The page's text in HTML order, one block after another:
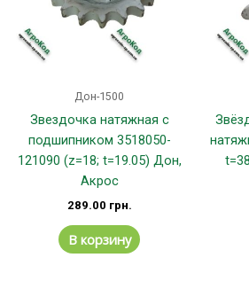
Дон-1500
Звездочка натяжная с
подшипником 3518050-
121090 (z=18; t=19.05) Дон,
Акрос
289.00 грн.
В корзину